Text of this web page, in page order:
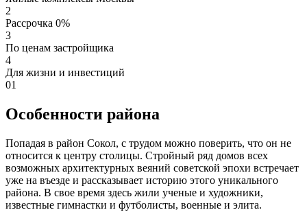
2
Рассрочка 0%
3
По ценам застройщика
4
Для жизни и инвестиций
01
Особенности района
Попадая в район Сокол, с трудом можно поверить, что он не
относится к центру столицы. Стройный ряд домов всех
возможных архитектурных веяний советской эпохи встречает
уже на въезде и рассказывает историю этого уникального
района. В свое время здесь жили ученые и художники,
известные гимнастки и футболисты, военные и элита.